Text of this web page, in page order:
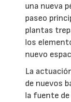
una nueva
paseo
plantas
los
nuevo
La
de nuevos
la fuente